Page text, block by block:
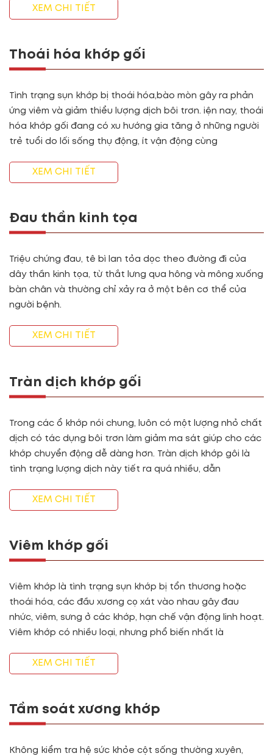
XEM CHI TIẾT
Thoái hóa khớp gối
Tình trạng sụn khớp bị thoái hóa,bào mòn gây ra phản
ứng viêm và giảm thiểu lượng dịch bôi trơn. iện nay, thoái
hóa khớp gối đang có xu hướng gia tăng ở những người
trẻ tuổi do lối sống thụ động, ít vận động cùng
XEM CHI TIẾT
Đau thần kinh tọa
Triệu chứng đau, tê bì lan tỏa dọc theo đường đi của
dây thần kinh tọa, từ thắt lưng qua hông và mông xuống
bàn chân và thường chỉ xảy ra ở một bên cơ thể của
người bệnh.
XEM CHI TIẾT
Tràn dịch khớp gối
Trong các ổ khớp nói chung, luôn có một lượng nhỏ chất
dịch có tác dụng bôi trơn làm giảm ma sát giúp cho các
khớp chuyển động dễ dàng hơn. Tràn dịch khớp gôi là
tình trạng lượng dịch này tiết ra quá nhiều, dẫn
XEM CHI TIẾT
Viêm khớp gối
Viêm khớp là tình trạng sụn khớp bị tổn thương hoặc
thoái hóa, các đầu xương cọ xát vào nhau gây đau
nhức, viêm, sưng ở các khớp, hạn chế vận động linh hoạt.
Viêm khớp có nhiều loại, nhưng phổ biến nhất là
XEM CHI TIẾT
Tầm soát xương khớp
Không kiểm tra hệ sức khỏe cột sống thường xuyên,